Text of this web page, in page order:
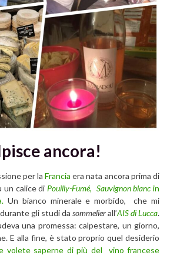
ancora!
per laFrancia era nata ancora prima di
calice di Pouilly-Fumé, Sauvignon blanc in
Un bianco minerale e morbido, che mi
gli studi da sommelierall’AIS di Lucca.
una promessa: calpestare, un giorno,
E alla fine, è stato proprio quel desiderio
volete saperne di più del vino francese